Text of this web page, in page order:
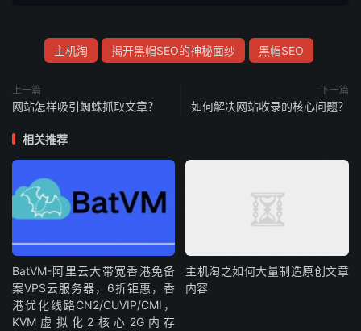
主机淘 揭开黑帽SEO的神秘面纱 黑帽SEO
上一篇
网站怎样吸引蜘蛛抓取文章？
下一篇
如何解决网站收录的核心问题？
相关推荐
BatVM-阿里云大带宽香港免备
案VPS云服务器，6折钜惠，香
港优化线路CN2/CUVIP/CMI，
KVM虚拟化2核心2G内存
主机淘之如何大量制造原创文章
内容